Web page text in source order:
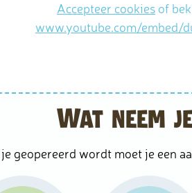
Accepteer cookies of
www.youtube.com/embed/
Wat neem
geopereerd wordt moet je een